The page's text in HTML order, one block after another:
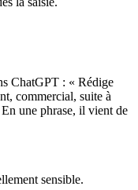
ChatGPT : « Rédige
commercial, suite à
une phrase, il vient de
sensible.